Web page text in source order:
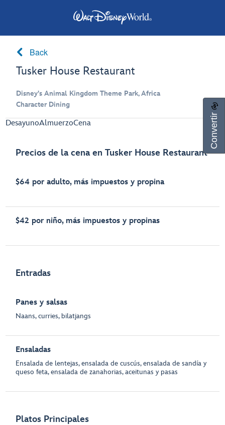
Back
Tusker House Restaurant
Disney's Animal Kingdom Theme Park, Africa
Character Dining
DesayunoAlmuerzoCena
Precios de la cena en Tusker House Restaurant
$64 por adulto, más impuestos y propina
$42 por niño, más impuestos y propinas
Entradas
Panes y salsas
Naans, curries, bilatjangs
Ensaladas
Ensalada de lentejas, ensalada de cuscús, ensalada de sandía y
queso feta, ensalada de zanahorias, aceitunas y pasas
Platos Principales
Convertir